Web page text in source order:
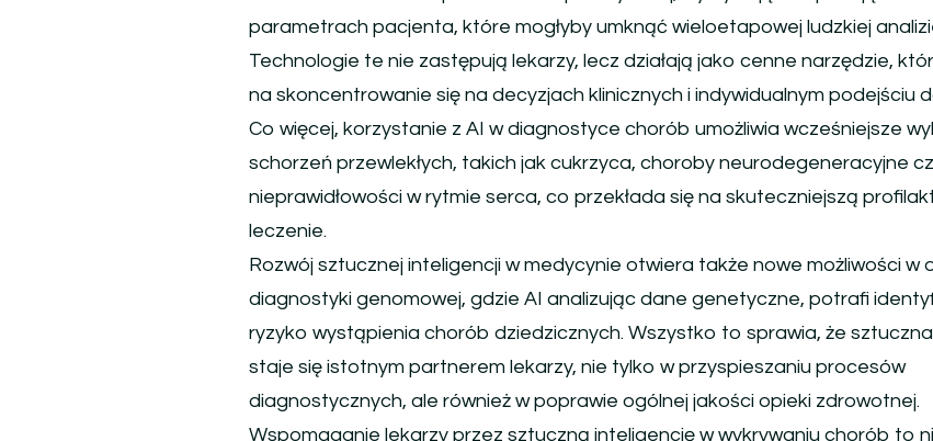
parametrach pacjenta, które mogłyby umknąć wieloetapowej ludzkiej
Technologie te nie zastępują lekarzy, lecz działają jako cenne narzędzie,
na skoncentrowanie się na decyzjach klinicznych i indywidualnym podejściu
Co więcej, korzystanie z AI w diagnostyce chorób umożliwia wcześniejsze
schorzeń przewlekłych, takich jak cukrzyca, choroby neurodegeneracyjne
nieprawidłowości w rytmie serca, co przekłada się na skuteczniejszą
leczenie.
Rozwój sztucznej inteligencji w medycynie otwiera także nowe możliwości w
diagnostyki genomowej, gdzie AI analizując dane genetyczne, potrafi
ryzyko wystąpienia chorób dziedzicznych. Wszystko to sprawia, że
staje się istotnym partnerem lekarzy, nie tylko w przyspieszaniu procesów
diagnostycznych, ale również w poprawie ogólnej jakości opieki zdrowotnej.
Wspomaganie lekarzy przez sztuczną inteligencję w wykrywaniu chorób to